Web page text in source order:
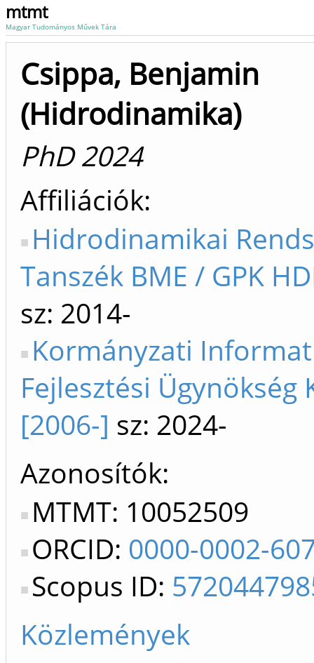
mtmt
Magyar Tudományos Művek Tára
Csippa, Benjamin
(Hidrodinamika)
PhD 2024
Affiliációk
Hidrodinamikai
Tanszék BME / GPK
sz: 2014-
Kormányzati
Fejlesztési Ügynökség
[2006-] sz: 2024-
Azonosítók
MTMT: 10052509
ORCID: 0000-0002-
Scopus ID:
Közlemények